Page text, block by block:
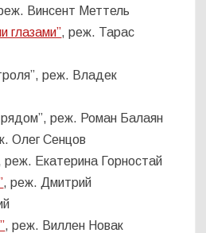
Винсент Меттель
глазами”, реж. Тарас
реж. Владек
реж. Роман Балаян
Олег Сенцов
реж. Екатерина Горностай
, реж. Дмитрий
, реж. Виллен Новак